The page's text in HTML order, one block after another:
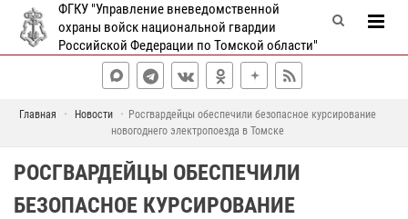
ФГКУ "Управление вневедомственной
охраны войск национальной гвардии
Российской Федерации по Томской области"
Главная Новости
Росгвардейцы обеспечили безопасное курсирование
новогоднего электропоезда в Томске
РОСГВАРДЕЙЦЫ ОБЕСПЕЧИЛИ
БЕЗОПАСНОЕ КУРСИРОВАНИЕ